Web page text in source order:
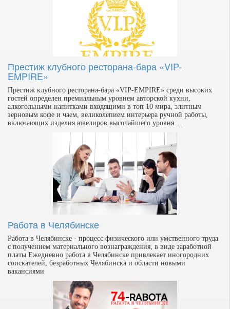
Престиж клубного ресторана-бара «VIP-
EMPIRE»
Престиж клубного ресторана-бара «VIP-EMPIRE» среди высоких
гостей определен премиальным уровнем авторской кухни,
алкогольными напитками входящими в топ 10 мира, элитным
зерновым кофе и чаем, великолепием интерьера ручной работы,
включающих изделия ювелиров высочайшего уровня....
Работа в Челябинске
Работа в Челябинске - процесс физического или умственного труда
с получением материального вознаграждения, в виде заработной
платы.Ежедневно работа в Челябинске привлекает иногородних
соискателей, безработных Челябинска и области новыми
вакансиями